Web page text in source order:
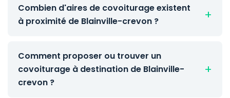
Combien d'aires de covoiturage existent
à proximité de Blainville-crevon ?
Comment proposer ou trouver un
covoiturage à destination de Blainville-
crevon ?